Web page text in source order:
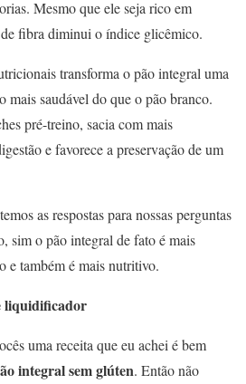
Mesmo que ele seja rico em
fibra diminui o índice glicêmico.
transforma o pão integral uma
mais saudável do que o pão branco.
pré-treino, sacia com mais
e favorece a preservação de um
as respostas para nossas perguntas
sim o pão integral de fato é mais
e também é mais nutritivo.
liquidificador
uma receita que eu achei é bem
integral sem glúten. Então não